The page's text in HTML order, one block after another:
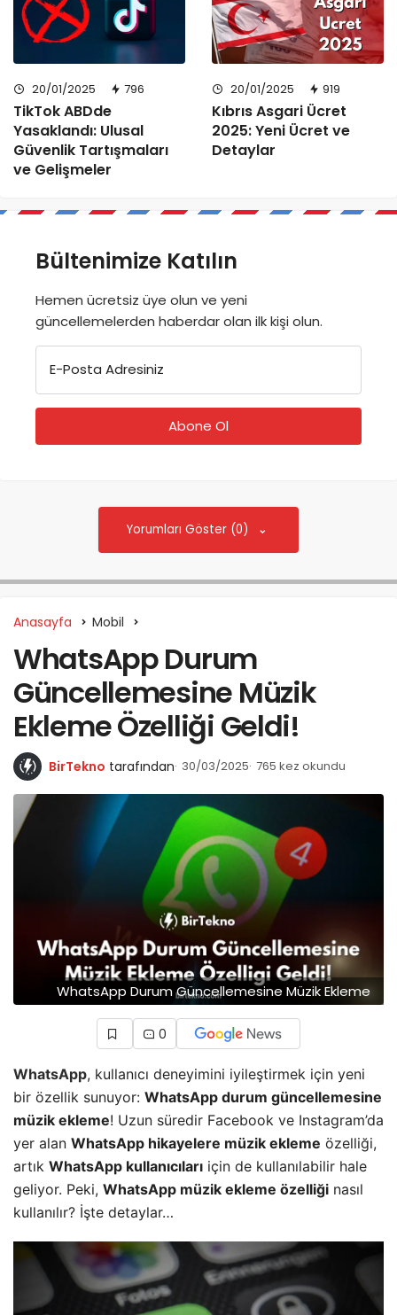
20/01/2025 796
TikTok ABDde
Yasaklandı: Ulusal
Güvenlik Tartışmaları
ve Gelişmeler
20/01/2025 919
Kıbrıs Asgari Ücret
2025: Yeni Ücret ve
Detaylar
Bültenimize Katılın
Hemen ücretsiz üye olun ve yeni
güncellemelerden haberdar olan ilk kişi olun.
E-Posta Adresiniz
Yorumları Göster (0)
Anasayfa Mobil
WhatsApp Durum
Güncellemesine Müzik
Ekleme Özelliği Geldi!
BirTekno tarafından 30/03/2025 765 kez okundu
WhatsApp Durum Güncellemesine Müzik Ekleme
0
WhatsApp, kullanıcı deneyimini iyileştirmek için yeni
bir özellik sunuyor: WhatsApp durum güncellemesine
müzik ekleme! Uzun süredir Facebook ve Instagram’da
yer alan WhatsApp hikayelere müzik ekleme özelliği,
artık WhatsApp kullanıcıları için de kullanılabilir hale
geliyor. Peki, WhatsApp müzik ekleme özelliği nasıl
kullanılır? İşte detaylar…